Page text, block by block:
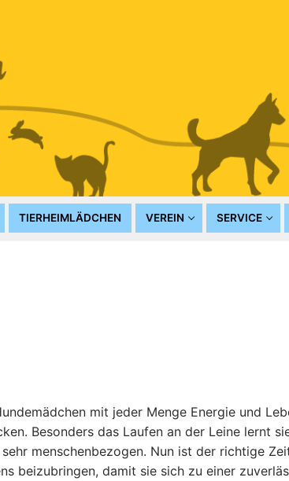
TIERHEIMLÄDCHEN VEREIN SERVICE
mit jeder Menge Energie und
Besonders das Laufen an der Leine lernt
menschenbezogen. Nun ist der richtige
beizubringen, damit sie sich zu einer